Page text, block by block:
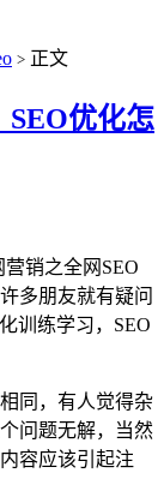
> 正文
SEO优化怎
销之全网SEO
多朋友就有疑问
训练学习，SEO
同，有人觉得杂
问题无解，当然
容应该引起注